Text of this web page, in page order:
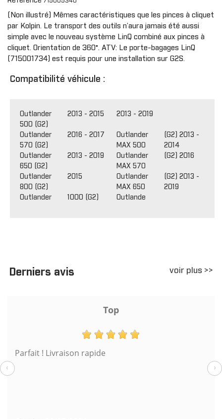
(Non illustré) Mêmes caractéristiques que les pinces à cliquet
par Kolpin. Le transport des outils n’aura jamais été aussi
simple avec le nouveau système LinQ combiné aux pinces à
cliquet. Orientation de 360°. ATV: Le porte-bagages LinQ
(715001734) est requis pour une installation sur G2S.
Compatibilité véhicule :
Outlander
500 (G2)
2013 - 2015
Outlander
570 (G2)
2016 - 2017
Outlander
650 (G2)
2013 - 2019
Outlander
800 (G2)
2015
Outlander 1000 (G2)
2013 - 2019
Outlander
MAX 500
(G2) 2013 -
2014
Outlander
MAX 570
(G2) 2016
Outlander
MAX 650
(G2) 2013 -
2019
Outlande
Derniers avis voir plus >>
Top
Parfait ! Livraison rapide
‹ ›